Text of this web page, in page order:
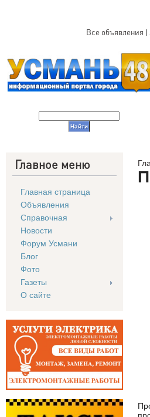
Все объявления |
Главное меню
Главная страница
Объявления
Справочная
Новости
Форум Усмани
Блог
Фото
Газеты
О сайте